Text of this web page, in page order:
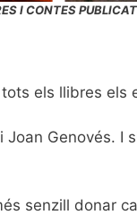
I CONTES
els llibres els
Genovés. I
senzill donar